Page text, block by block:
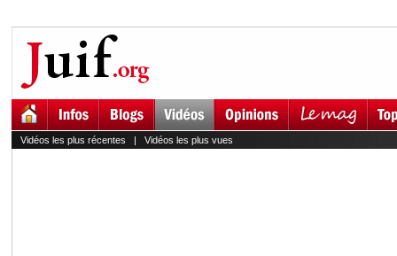
Vidéos les plus récentes | Vidéos les plus vues